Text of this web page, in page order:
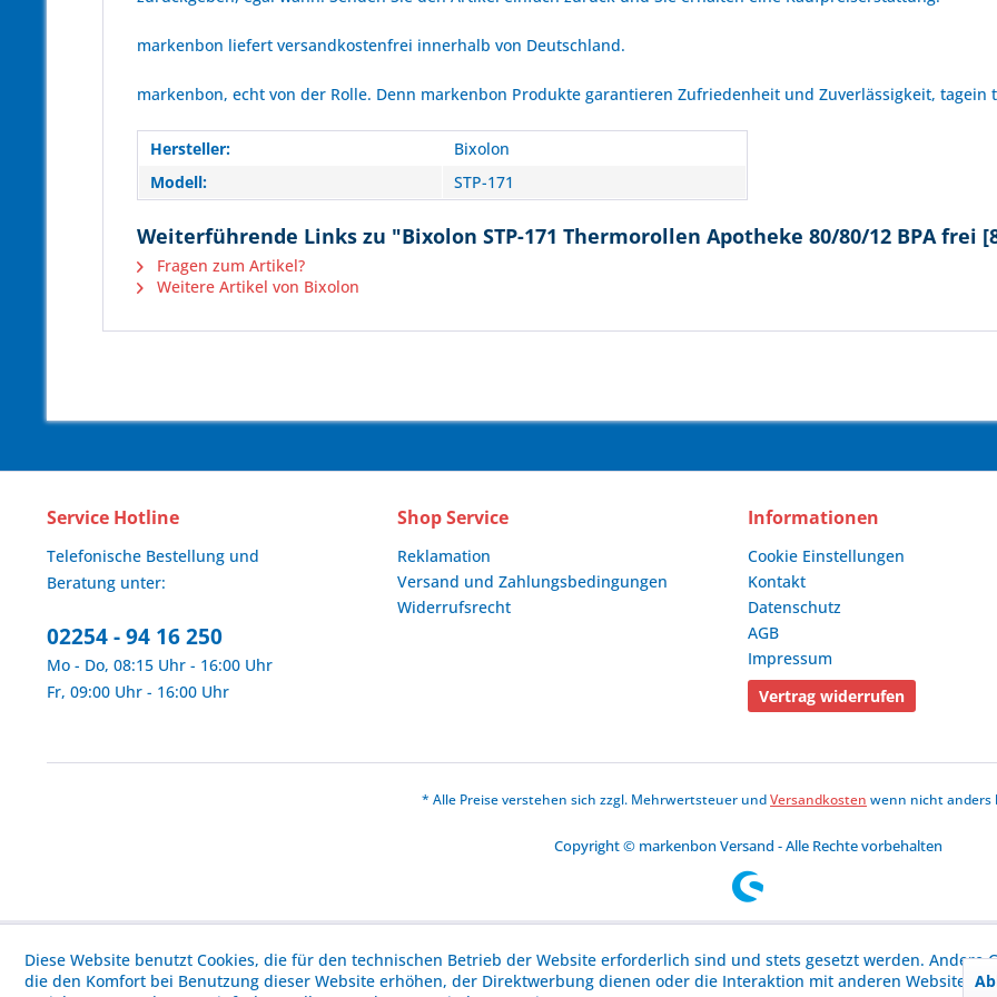
markenbon liefert versandkostenfrei innerhalb von Deutschland.
markenbon, echt von der Rolle. Denn markenbon Produkte garantieren Zufriedenheit und Zuverlässigkeit, tagein
Hersteller:
Bixolon
Modell:
STP-171
Weiterführende Links zu "Bixolon STP-171 Thermorollen Apotheke 80/80/12 BPA frei
Fragen zum Artikel?
Weitere Artikel von Bixolon
Service Hotline
Telefonische Bestellung und
Beratung unter:
02254 - 94 16 250
Mo - Do, 08:15 Uhr - 16:00 Uhr
Fr, 09:00 Uhr - 16:00 Uhr
Shop Service
Reklamation
Versand und Zahlungsbedingungen
Widerrufsrecht
Informationen
Cookie Einstellungen
Kontakt
Datenschutz
AGB
Impressum
Vertrag widerrufen
* Alle Preise verstehen sich zzgl. Mehrwertsteuer undVersandkosten wenn nicht anders
Copyright © markenbon Versand - Alle Rechte vorbehalten
Diese Website benutzt Cookies, die für den technischen Betrieb der Website erforderlich sind und stets gesetzt werden. Andere
die den Komfort bei Benutzung dieser Website erhöhen, der Direktwerbung dienen oder die Interaktion mit anderen Websites